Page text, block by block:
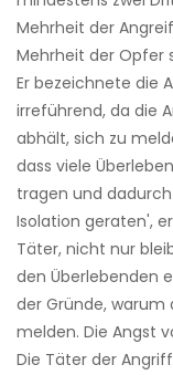
Mehrheit der
Mehrheit der Opfer
Er bezeichnete die
irreführend, da die
abhält, sich zu
dass viele
tragen und
Isolation geraten',
Täter, nicht nur
den Überlebenden
der Gründe, warum
melden. Die Angst
Die Täter der